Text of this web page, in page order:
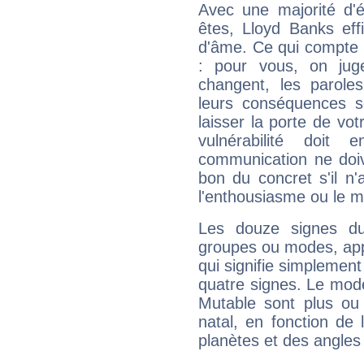
Avec une majorité
êtes, Lloyd Banks
d'âme. Ce qui
: pour vous, on
changent, les
leurs conséquences
laisser la porte de
vulnérabilité doit
communication ne
bon du concret s'il
l'enthousiasme ou le
Les douze signes
groupes ou modes,
qui signifie
quatre signes. Le
Mutable sont plus
natal, en fonction de
planètes et des